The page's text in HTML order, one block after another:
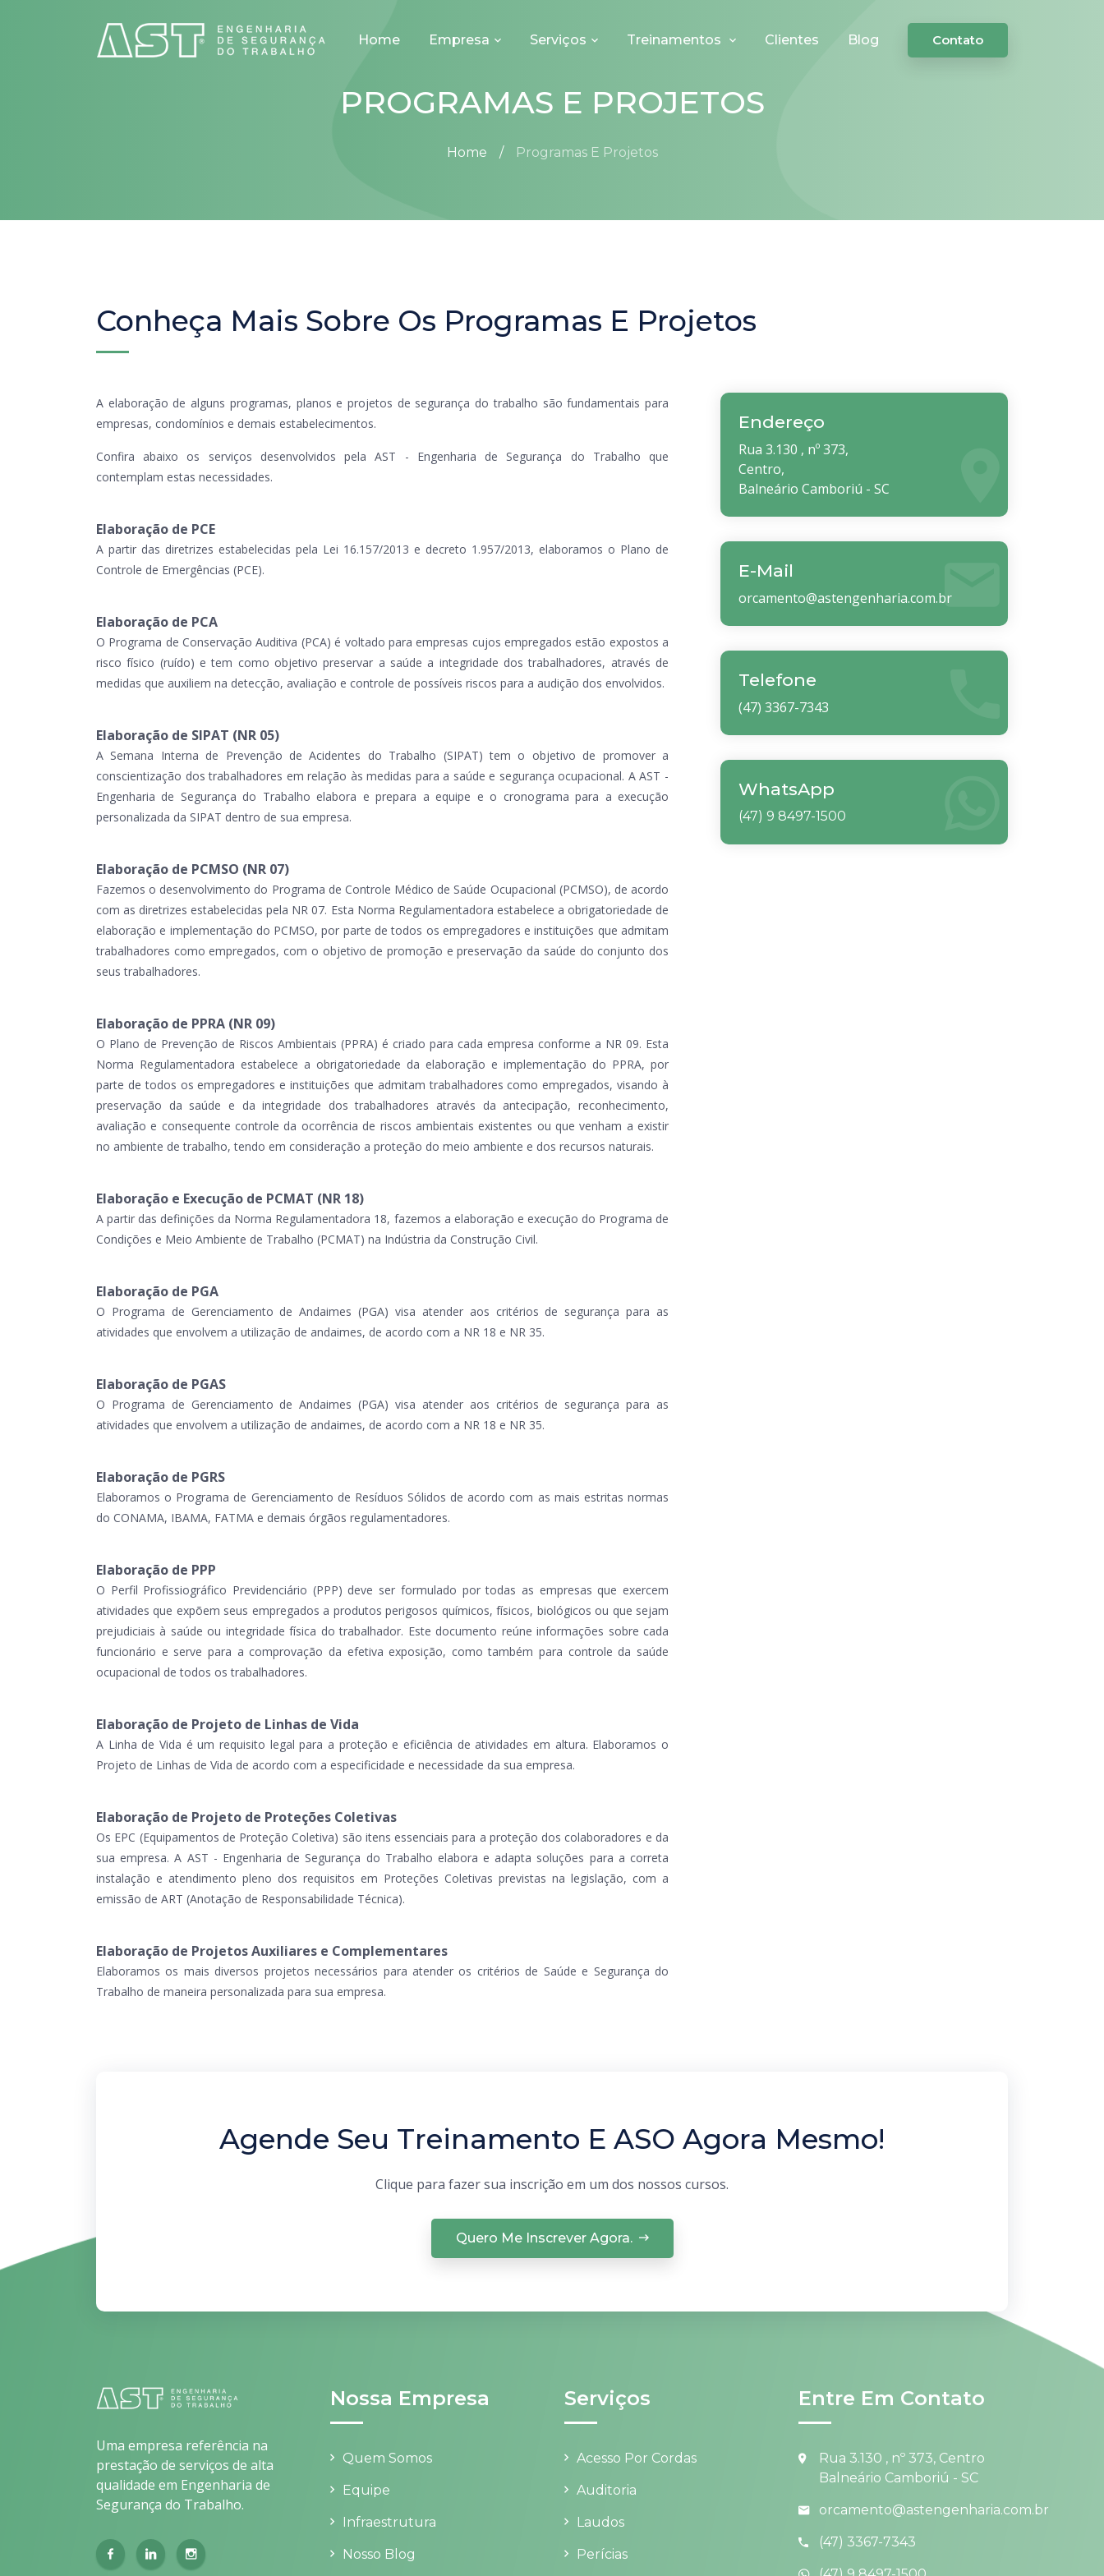
Home Empresa Serviços Treinamentos Clientes Blog Contato
PROGRAMAS E PROJETOS
Home Programas E Projetos
Conheça Mais Sobre Os Programas E Projetos
A elaboração de alguns programas, planos e projetos de segurança do trabalho são fundamentais para
empresas, condomínios e demais estabelecimentos.
Confira abaixo os serviços desenvolvidos pela AST - Engenharia de Segurança do Trabalho que
contemplam estas necessidades.
Elaboração de PCE
A partir das diretrizes estabelecidas pela Lei 16.157/2013 e decreto 1.957/2013, elaboramos o Plano de
Controle de Emergências (PCE).
Elaboração de PCA
O Programa de Conservação Auditiva (PCA) é voltado para empresas cujos empregados estão expostos a
risco físico (ruído) e tem como objetivo preservar a saúde a integridade dos trabalhadores, através de
medidas que auxiliem na detecção, avaliação e controle de possíveis riscos para a audição dos envolvidos.
Elaboração de SIPAT (NR 05)
A Semana Interna de Prevenção de Acidentes do Trabalho (SIPAT) tem o objetivo de promover a
conscientização dos trabalhadores em relação às medidas para a saúde e segurança ocupacional. A AST -
Engenharia de Segurança do Trabalho elabora e prepara a equipe e o cronograma para a execução
personalizada da SIPAT dentro de sua empresa.
Elaboração de PCMSO (NR 07)
Fazemos o desenvolvimento do Programa de Controle Médico de Saúde Ocupacional (PCMSO), de acordo
com as diretrizes estabelecidas pela NR 07. Esta Norma Regulamentadora estabelece a obrigatoriedade de
elaboração e implementação do PCMSO, por parte de todos os empregadores e instituições que admitam
trabalhadores como empregados, com o objetivo de promoção e preservação da saúde do conjunto dos
seus trabalhadores.
Elaboração de PPRA (NR 09)
O Plano de Prevenção de Riscos Ambientais (PPRA) é criado para cada empresa conforme a NR 09. Esta
Norma Regulamentadora estabelece a obrigatoriedade da elaboração e implementação do PPRA, por
parte de todos os empregadores e instituições que admitam trabalhadores como empregados, visando à
preservação da saúde e da integridade dos trabalhadores através da antecipação, reconhecimento,
avaliação e consequente controle da ocorrência de riscos ambientais existentes ou que venham a existir
no ambiente de trabalho, tendo em consideração a proteção do meio ambiente e dos recursos naturais.
Elaboração e Execução de PCMAT (NR 18)
A partir das definições da Norma Regulamentadora 18, fazemos a elaboração e execução do Programa de
Condições e Meio Ambiente de Trabalho (PCMAT) na Indústria da Construção Civil.
Elaboração de PGA
O Programa de Gerenciamento de Andaimes (PGA) visa atender aos critérios de segurança para as
atividades que envolvem a utilização de andaimes, de acordo com a NR 18 e NR 35.
Elaboração de PGAS
O Programa de Gerenciamento de Andaimes (PGA) visa atender aos critérios de segurança para as
atividades que envolvem a utilização de andaimes, de acordo com a NR 18 e NR 35.
Elaboração de PGRS
Elaboramos o Programa de Gerenciamento de Resíduos Sólidos de acordo com as mais estritas normas
do CONAMA, IBAMA, FATMA e demais órgãos regulamentadores.
Elaboração de PPP
O Perfil Profissiográfico Previdenciário (PPP) deve ser formulado por todas as empresas que exercem
atividades que expõem seus empregados a produtos perigosos químicos, físicos, biológicos ou que sejam
prejudiciais à saúde ou integridade física do trabalhador. Este documento reúne informações sobre cada
funcionário e serve para a comprovação da efetiva exposição, como também para controle da saúde
ocupacional de todos os trabalhadores.
Elaboração de Projeto de Linhas de Vida
A Linha de Vida é um requisito legal para a proteção e eficiência de atividades em altura. Elaboramos o
Projeto de Linhas de Vida de acordo com a especificidade e necessidade da sua empresa.
Elaboração de Projeto de Proteções Coletivas
Os EPC (Equipamentos de Proteção Coletiva) são itens essenciais para a proteção dos colaboradores e da
sua empresa. A AST - Engenharia de Segurança do Trabalho elabora e adapta soluções para a correta
instalação e atendimento pleno dos requisitos em Proteções Coletivas previstas na legislação, com a
emissão de ART (Anotação de Responsabilidade Técnica).
Elaboração de Projetos Auxiliares e Complementares
Elaboramos os mais diversos projetos necessários para atender os critérios de Saúde e Segurança do
Trabalho de maneira personalizada para sua empresa.
Endereço
Rua 3.130 , nº 373,
Centro,
Balneário Camboriú - SC
E-Mail
orcamento@astengenharia.com.br
Telefone
(47) 3367-7343
WhatsApp
(47) 9 8497-1500
Agende Seu Treinamento E ASO Agora Mesmo!
Clique para fazer sua inscrição em um dos nossos cursos.
Quero Me Inscrever Agora.
Uma empresa referência na
prestação de serviços de alta
qualidade em Engenharia de
Segurança do Trabalho.
Nossa Empresa
Quem Somos
Equipe
Infraestrutura
Nosso Blog
Serviços
Acesso Por Cordas
Auditoria
Laudos
Perícias
Entre Em Contato
Rua 3.130 , nº 373, Centro
Balneário Camboriú - SC
orcamento@astengenharia.com.br
(47) 3367-7343